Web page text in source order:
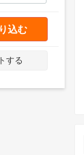
込む
する